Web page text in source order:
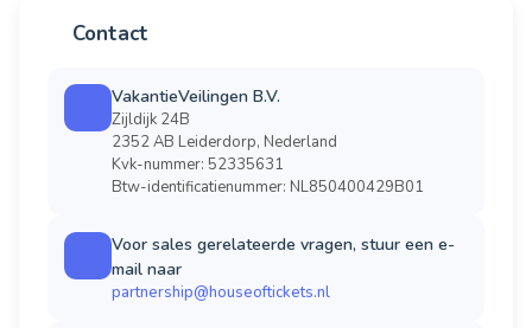
Contact
VakantieVeilingen B.V.
Zijldijk 24B
2352 AB Leiderdorp, Nederland
Kvk-nummer: 52335631
Btw-identificatienummer: NL850400429B01
Voor sales gerelateerde vragen, stuur een e-
mail naar
partnership@houseoftickets.nl